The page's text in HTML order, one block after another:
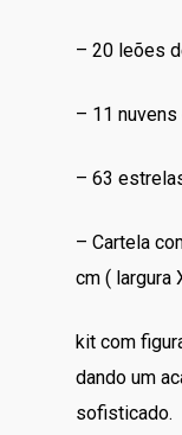
– 20 leões
– 11
– 63
– Cartela
cm ( largura
kit com
dando um
sofisticado.